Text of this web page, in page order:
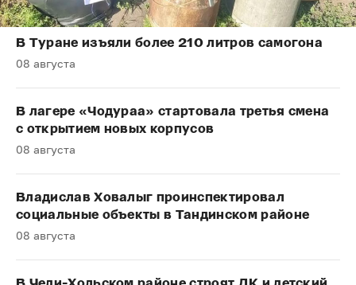
В Туране изъяли более 210 литров самогона
08 августа
В лагере «Чодураа» стартовала третья смена
с открытием новых корпусов
08 августа
Владислав Ховалыг проинспектировал
социальные объекты в Тандинском районе
08 августа